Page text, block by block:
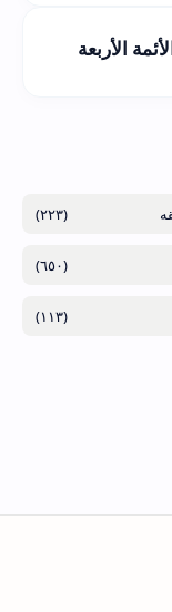
الأربعة
(٢٢٣)
(٦٥٠)
(١١٣)